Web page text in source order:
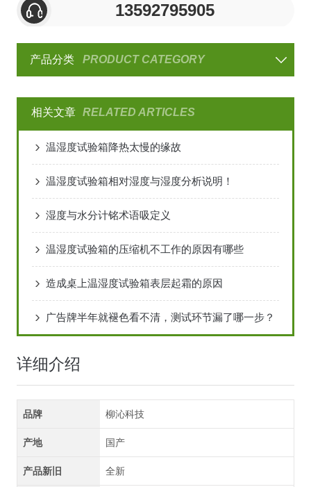
13592795905
产品分类 PRODUCT CATEGORY
相关文章 RELATED ARTICLES
温湿度试验箱降热太慢的缘故
温湿度试验箱相对湿度与湿度分析说明！
湿度与水分计铭术语吸定义
温湿度试验箱的压缩机不工作的原因有哪些
造成桌上温湿度试验箱表层起霜的原因
广告牌半年就褪色看不清，测试环节漏了哪一步？
详细介绍
品牌 柳沁科技
产地 国产
产品新旧 全新